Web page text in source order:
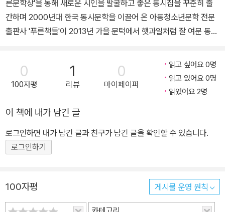
누군가
가만가만 쌓아 올린 꿈으로
한 뼘 두 뼘
- 「돌탑」 전문
터리 하나님》, 신앙시집 《다섯 아내를 둔 자의 슬픔》, 《사랑하면 종이
된다》, 《얻을 수도 없고 잃을 수도 없는》, 《이제 나는 없습니다》, 동
시집 《아빠가 철들었어요》, 《발가락 양말 가족》, 《동시 필사 노트》
른문학상'을 통해 새로운 시인을 발굴하고 좋은 동시집을 꾸준히 출
간하며 2000년대 한국 동시문학을 이끌어 온 아동청소년문학 전문
출판사 '푸른책들'이 2013년 가을 문턱에서 햇과일처럼 잘 여문 동시
나무』와 김용삼 동시집 『발가락 양말 가족』은 '푸른책들'이 펴낸 59,
60번째 동시집으로, 상업성이 떨어진다는 이유로 국내 유수의 출판
사들조차 동시집 출판을 기피하고 출간비용을 시인에게 부담시키는
있다. 정당한 출판 과정을 거쳐 출간된 동시집으로는 국내 최다 종수
를 보유하고 있으며 그 기록을 계속 갱신해 나가고 있는 '푸른책들'의
동시집은 양적인 면뿐 아니라 질적인 면에서도 높은 성취를 보이고
있다. 윤석중문학상·소천아동문학상·세종아동문학상·서덕출문학상·
한 바 있으며, 현재 초등학교와 중학교 '국어' 교과서에 15편의 동시
가 수록되어 어린이와 청소년들에게 문학 교육의 우수한 텍스트로서
0
100자평
1
리뷰
0
마이페이퍼
읽고 싶어요 0명
읽고 있어요 0명
읽었어요 2명
이 책에 내가 남긴 글
로그인하면 내가 남긴 글과 친구가 남긴 글을 확인할 수 있습니다.
로그인하기
100자평 게시물 운영 원칙